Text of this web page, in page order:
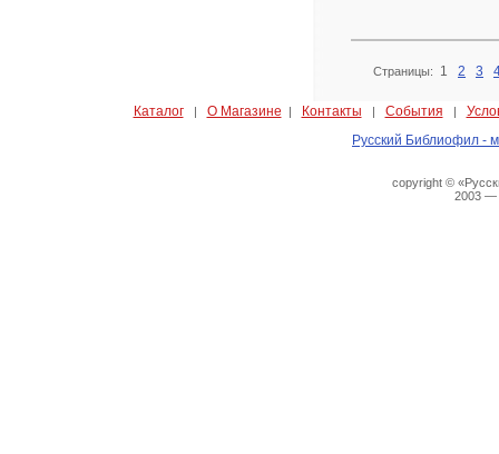
Страницы: 1 2 3
Каталог| О Магазине | Контакты | События |
Русский Библиофил -
copyright ©
2003 —